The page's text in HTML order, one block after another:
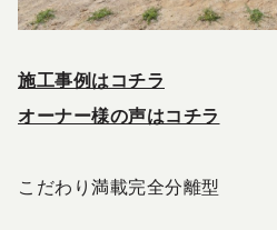
施工事例はコチラ
オーナー様の声はコチラ
こだわり満載完全分離型